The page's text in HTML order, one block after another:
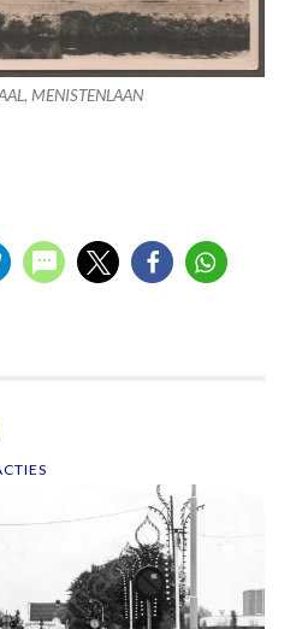
MENISTENLAAN